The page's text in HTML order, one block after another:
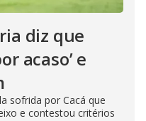
diz que
acaso’ e
sofrida por Cacá que
e contestou critérios